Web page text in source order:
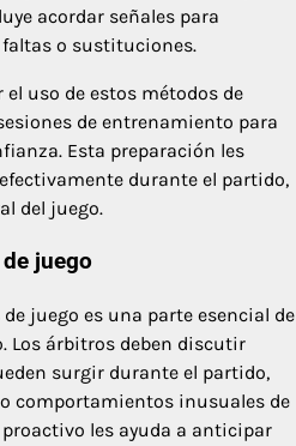
acordar señales para
o sustituciones.
uso de estos métodos de
de entrenamiento para
Esta preparación les
durante el partido,
del juego.
juego
juego es una parte esencial de
Los árbitros deben discutir
surgir durante el partido,
comportamientos inusuales de
les ayuda a anticipar